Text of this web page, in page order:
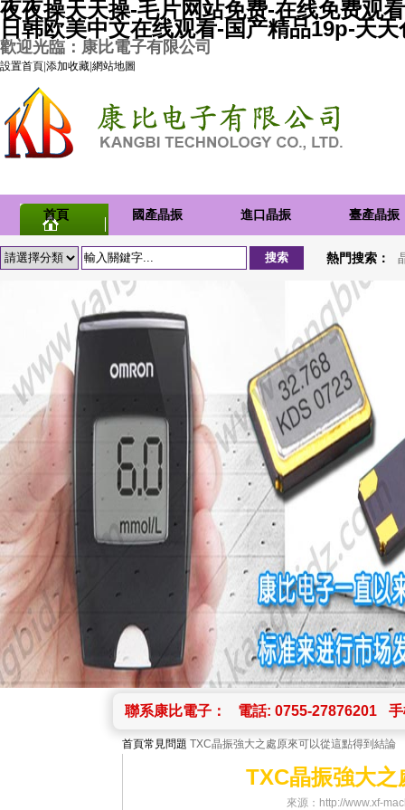
夜夜操天天操-毛片网站免费-在线免费观
日韩欧美中文在线观看-国产精品19p-天
歡迎光臨：康比電子有限公司
設置首頁 添加收藏 網站地圖
首頁 國產晶振 進口晶振 臺產晶振
熱門搜索：
聯系康比電子： 電話: 0755-27876201
首頁常見問題 TXC晶振強大之處原來可以從這點得到結論
TXC晶振強大
來源：http://www.xf-